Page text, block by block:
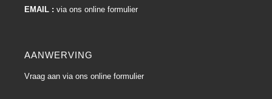
EMAIL : via ons online formulier
AANWERVING
Vraag aan via ons online formulier